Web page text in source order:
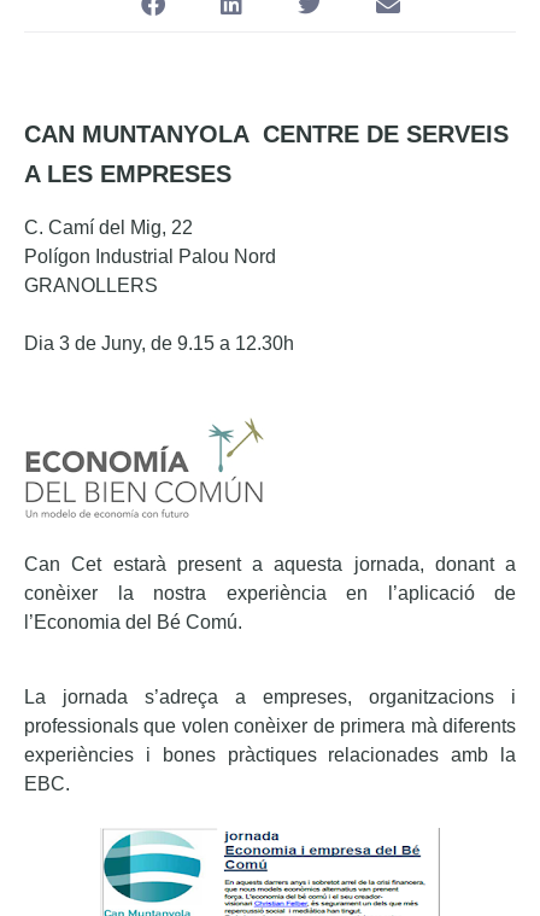
CAN MUNTANYOLA CENTRE DE SERVEIS
A LES EMPRESES
C. Camí del Mig, 22
Polígon Industrial Palou Nord
GRANOLLERS
Dia 3 de Juny, de 9.15 a 12.30h
Can Cet estarà present a aquesta jornada, donant a
conèixer la nostra experiència en l’aplicació de
l’Economia del Bé Comú.
La jornada s’adreça a empreses, organitzacions i
professionals que volen conèixer de primera mà diferents
experiències i bones pràctiques relacionades amb la
EBC.